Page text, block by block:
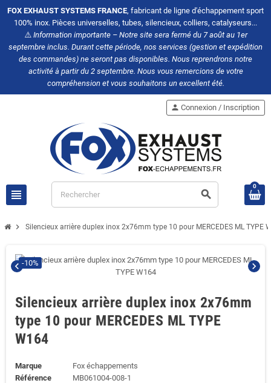
FOX EXHAUST SYSTEMS FRANCE, fabricant de ligne d'échappement sport
100% inox. Pièces universelles, tubes, silencieux, colliers, catalyseurs...
⚠️Information importante – Notre site sera fermé du 7 août au 1er
septembre inclus. Durant cette période, nos services (gestion et expédition
des commandes) ne seront pas disponibles. Nous reprendrons notre
activité à partir du 2 septembre. Nous vous remercions de votre
compréhension et vous souhaitons un excellent été.
view_headline search
person Connexion / Inscription
0
chevron_right Silencieux arrière duplex inox 2x76mm type 10 pour MERCEDES ML TYPE
chevron_left chevron_right
-10%
Silencieux arrière duplex inox 2x76mm
type 10 pour MERCEDES ML TYPE
W164
Marque
Fox échappements
Référence
MB061004-008-1